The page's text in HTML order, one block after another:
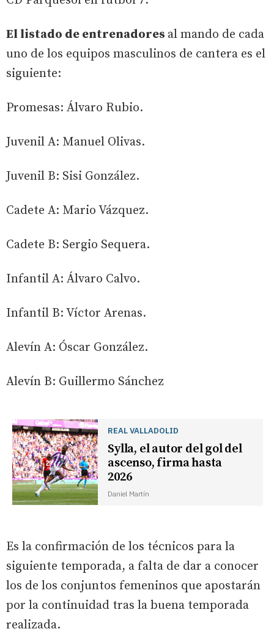
El listado de entrenadores al mando de cada
uno de los equipos masculinos de cantera es el
siguiente:
Promesas: Álvaro Rubio.
Juvenil A: Manuel Olivas.
Juvenil B: Sisi González.
Cadete A: Mario Vázquez.
Cadete B: Sergio Sequera.
Infantil A: Álvaro Calvo.
Infantil B: Víctor Arenas.
Alevín A: Óscar González.
Alevín B: Guillermo Sánchez
REAL VALLADOLID
Sylla, el autor del gol del
ascenso, firma hasta
2026
Daniel Martín
Es la confirmación de los técnicos para la
siguiente temporada, a falta de dar a conocer
los de los conjuntos femeninos que apostarán
por la continuidad tras la buena temporada
realizada.